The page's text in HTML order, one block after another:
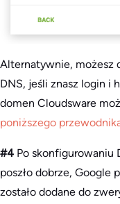
Alternatywnie, możesz
DNS, jeśli znasz login i
domen Cloudsware
poniższego
#4Po skonfigurowaniu
poszło dobrze, Google
zostało dodane do